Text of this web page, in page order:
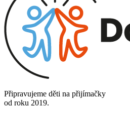
Připravujeme děti na přijímačky
od roku 2019.